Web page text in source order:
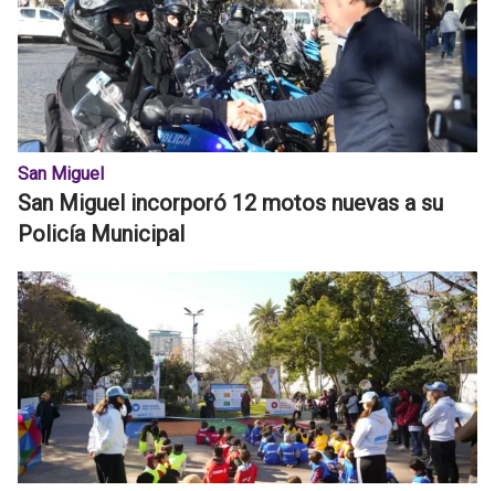
San Miguel
San Miguel incorporó 12 motos nuevas a su
Policía Municipal